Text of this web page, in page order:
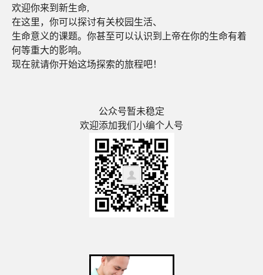
欢迎你来到新生命,
在这里，你可以探讨有关校园生活、
生命意义的课题。你甚至可以认识到上帝在你的生命有着
何等重大的影响。
现在就请你开始这场探索的旅程吧！
公众号暂未稳定
欢迎添加我们小编个人号